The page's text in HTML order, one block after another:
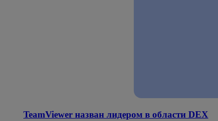
TeamViewer назван лидером в области DEX